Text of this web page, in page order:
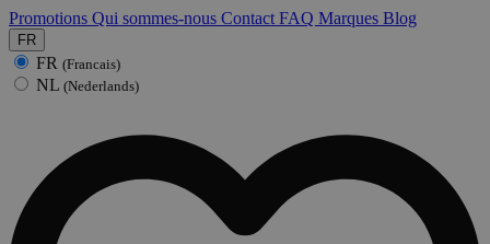
Promotions Qui sommes-nous Contact FAQ Marques Blog
FR
FR (Francais)
NL (Nederlands)